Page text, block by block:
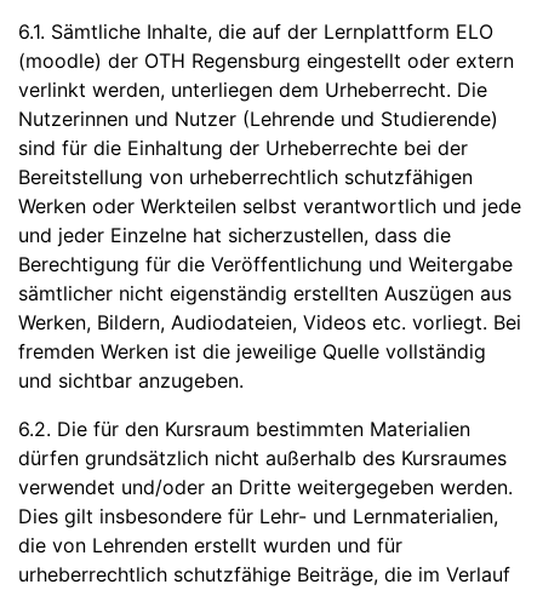
6.1. Sämtliche Inhalte, die auf der Lernplattform ELO
(moodle) der OTH Regensburg eingestellt oder extern
verlinkt werden, unterliegen dem Urheberrecht. Die
Nutzerinnen und Nutzer (Lehrende und Studierende)
sind für die Einhaltung der Urheberrechte bei der
Bereitstellung von urheberrechtlich schutzfähigen
Werken oder Werkteilen selbst verantwortlich und jede
und jeder Einzelne hat sicherzustellen, dass die
Berechtigung für die Veröffentlichung und Weitergabe
sämtlicher nicht eigenständig erstellten Auszügen aus
Werken, Bildern, Audiodateien, Videos etc. vorliegt. Bei
fremden Werken ist die jeweilige Quelle vollständig
und sichtbar anzugeben.
6.2. Die für den Kursraum bestimmten Materialien
dürfen grundsätzlich nicht außerhalb des Kursraumes
verwendet und/oder an Dritte weitergegeben werden.
Dies gilt insbesondere für Lehr- und Lernmaterialien,
die von Lehrenden erstellt wurden und für
urheberrechtlich schutzfähige Beiträge, die im Verlauf